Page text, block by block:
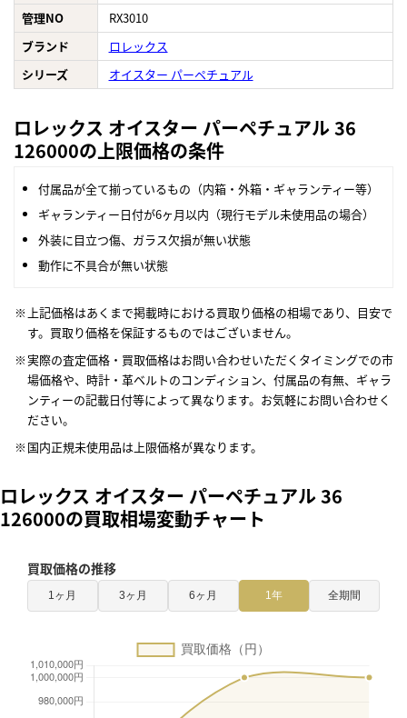
管理NO
RX3010
ブランド
ロレックス
シリーズ
オイスター パーペチュアル
ロレックス オイスター パーペチュアル 36
126000の上限価格の条件
付属品が全て揃っているもの（内箱・外箱・ギャランティー等）
ギャランティー日付が6ヶ月以内（現行モデル未使用品の場合）
外装に目立つ傷、ガラス欠損が無い状態
動作に不具合が無い状態
上記価格はあくまで掲載時における買取り価格の相場であり、目安で
す。買取り価格を保証するものではございません。
実際の査定価格・買取価格はお問い合わせいただくタイミングでの市
場価格や、時計・革ベルトのコンディション、付属品の有無、ギャラ
ンティーの記載日付等によって異なります。お気軽にお問い合わせく
ださい。
国内正規未使用品は上限価格が異なります。
ロレックス オイスター パーペチュアル 36
126000の買取相場変動チャート
買取価格の推移
1ヶ月 3ヶ月 6ヶ月 1年 全期間